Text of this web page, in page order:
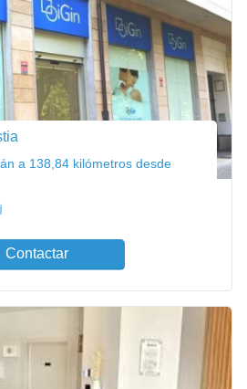
a 138,84 kilómetros desde
Contactar